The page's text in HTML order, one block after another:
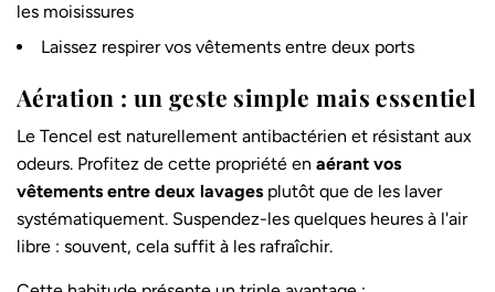
les moisissures
Laissez respirer vos vêtements entre deux ports
Aération : un geste simple mais essentiel
Le Tencel est naturellement antibactérien et résistant aux
odeurs. Profitez de cette propriété en aérant vos
vêtements entre deux lavages plutôt que de les laver
systématiquement. Suspendez-les quelques heures à l'air
libre : souvent, cela suffit à les rafraîchir.